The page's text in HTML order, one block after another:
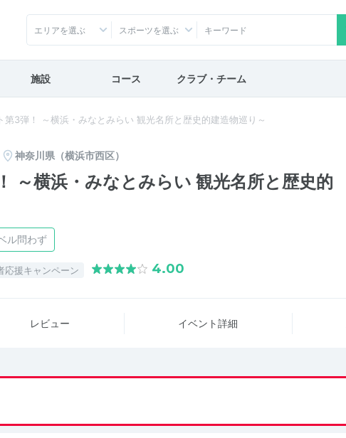
エリアを選ぶ スポーツを選ぶ
施設 コース クラブ・チーム
第3弾！ ～横浜・みなとみらい 観光名所と歴史的建造物巡り～
神奈川県（横浜市西区）
～横浜・みなとみらい 観光名所と歴史的
ル問わず
応援キャンペーン 4.00
レビュー イベント詳細